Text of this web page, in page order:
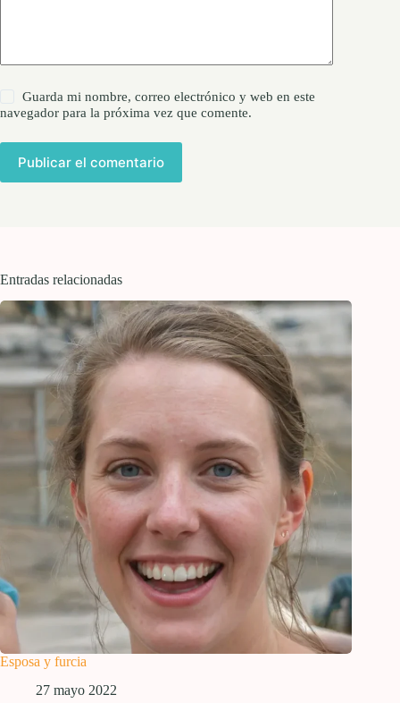
Guarda mi nombre, correo electrónico y web en este
navegador para la próxima vez que comente.
Publicar el comentario
Entradas relacionadas
Esposa y furcia
27 mayo 2022